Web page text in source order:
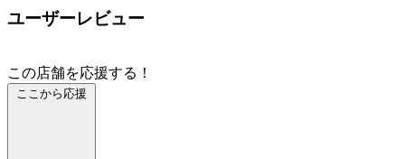
ユーザーレビュー
この店舗を応援する！
ここから応援